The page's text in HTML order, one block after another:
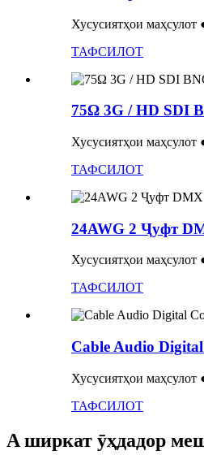
Хусусиятҳои
ТАФСИЛОТ
75Ω 3G / HD SDI
Хусусиятҳои
ТАФСИЛОТ
24AWG 2 Ҷуфт
Хусусиятҳои
ТАФСИЛОТ
Cable Audio
Хусусиятҳои
ТАФСИЛОТ
A ширкат ӯҳдадор